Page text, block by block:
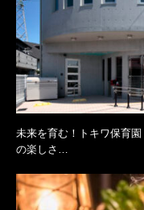
未来を育む！トキワ保育
の楽しさ…